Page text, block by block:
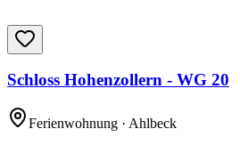
Schloss Hohenzollern - WG 20
Ferienwohnung · Ahlbeck